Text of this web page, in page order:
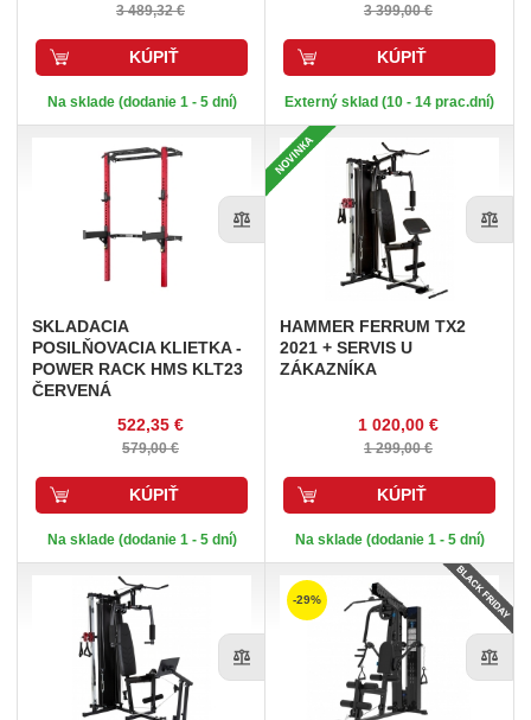
3 489,32 €
KÚPIŤ
Na sklade (dodanie 1 - 5 dní)
3 399,00 €
KÚPIŤ
Externý sklad (10 - 14 prac.dní)
SKLADACIA
POSILŇOVACIA KLIETKA -
POWER RACK HMS KLT23
ČERVENÁ
522,35 €
579,00 €
KÚPIŤ
Na sklade (dodanie 1 - 5 dní)
HAMMER FERRUM TX2
2021 + SERVIS U
ZÁKAZNÍKA
1 020,00 €
1 299,00 €
KÚPIŤ
Na sklade (dodanie 1 - 5 dní)
-29%